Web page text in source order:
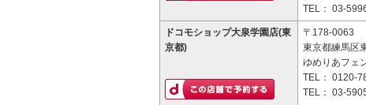
TEL： 03-
ドコモショップ大泉学園店(東
京都)
〒178-0063
東京都練馬区
ゆめりあフェ
TEL： 0120-
TEL： 03-